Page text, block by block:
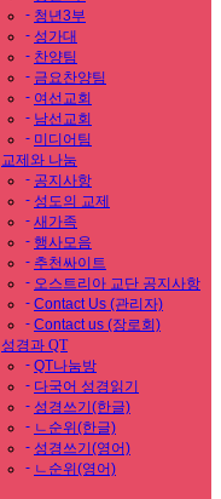
- 청년3부
- 성가대
- 찬양팀
- 금요찬양팀
- 여선교회
- 남선교회
- 미디어팀
교제와 나눔
- 공지사항
- 성도의 교제
- 새가족
- 행사모음
- 추천싸이트
- 오스트리아 교단 공지사항
- Contact Us (관리자)
- Contact us (장로회)
성경과 QT
- QT나눔방
- 다국어 성경읽기
- 성경쓰기(한글)
- ㄴ순위(한글)
- 성경쓰기(영어)
- ㄴ순위(영어)